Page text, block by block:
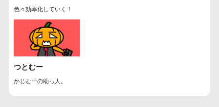
色々効率化していく！
つとむー
かじむーの助っ人。